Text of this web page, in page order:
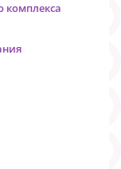
комплекса